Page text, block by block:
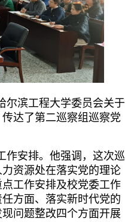
尔滨工程大学委员会关于
达了第二巡察组巡察党
作安排。他强调，这次巡
资源处在落实党的理论
工作安排及校党委工作
方面、落实新时代党的
问题整改四个方面开展